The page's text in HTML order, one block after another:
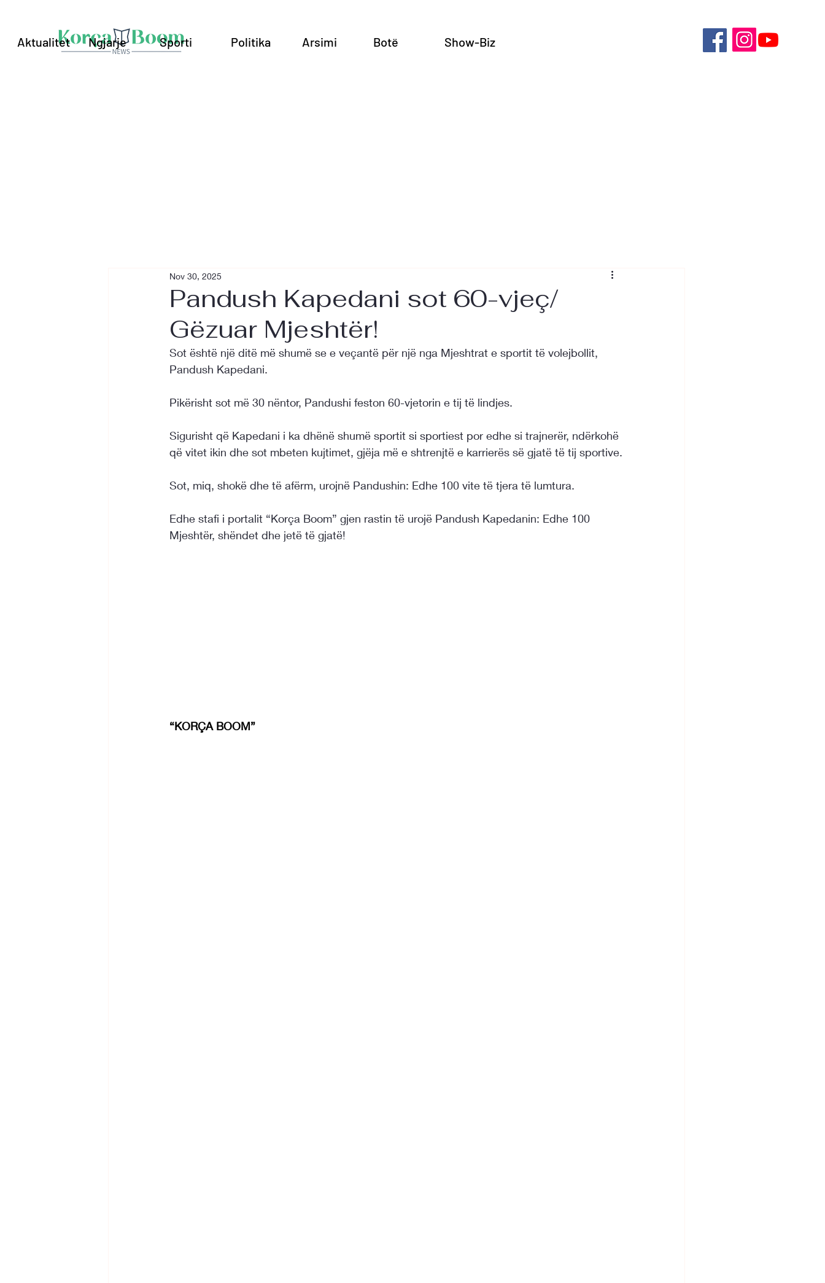
Aktualitet Ngjarje Sporti Politika Arsimi Botë Show-Biz
Pandush Kapedani sot 60-vjeç/
Gëzuar Mjeshtër!
Nov 30, 2025
Sot është një ditë më shumë se e veçantë për një nga Mjeshtrat e sportit të volejbollit,
Pandush Kapedani.
Pikërisht sot më 30 nëntor, Pandushi feston 60-vjetorin e tij të lindjes.
Sigurisht që Kapedani i ka dhënë shumë sportit si sportiest por edhe si trajnerër, ndërkohë
që vitet ikin dhe sot mbeten kujtimet, gjëja më e shtrenjtë e karrierës së gjatë të tij sportive.
Sot, miq, shokë dhe të afërm, urojnë Pandushin: Edhe 100 vite të tjera të lumtura.
Edhe stafi i portalit “Korça Boom” gjen rastin të urojë Pandush Kapedanin: Edhe 100
Mjeshtër, shëndet dhe jetë të gjatë!
“KORÇA BOOM”